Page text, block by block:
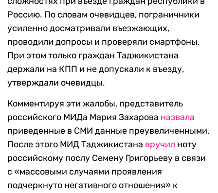
Россию. По словам очевидцев, пограничники
усиленно досматривали въезжающих,
проводили допросы и проверяли смартфоны.
При этом только граждан Таджикистана
держали на КПП и не допускали к въезду,
утверждали очевидцы.
Комментируя эти жалобы, представитель
российского МИДа Мария Захарова назвала
приведенные в СМИ данные преувеличенными.
После этого МИД Таджикистана вручил ноту
российскому послу Семену Григорьеву в связи
с «массовыми случаями проявления
подчеркнуто негативного отношения» к